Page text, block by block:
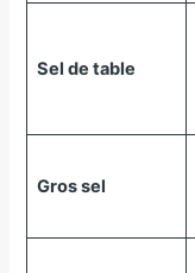
Sel de table
Gros sel